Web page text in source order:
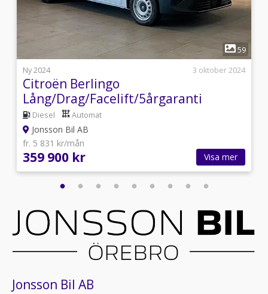
1
59
Ny 2024
3 oktober 2024
Citroën Berlingo
Lång/Drag/Facelift/5årgaranti
Diesel Automat
Jonsson Bil AB
fr. 5 831 kr/mån
359 900 kr Visa mer
Jonsson Bil AB